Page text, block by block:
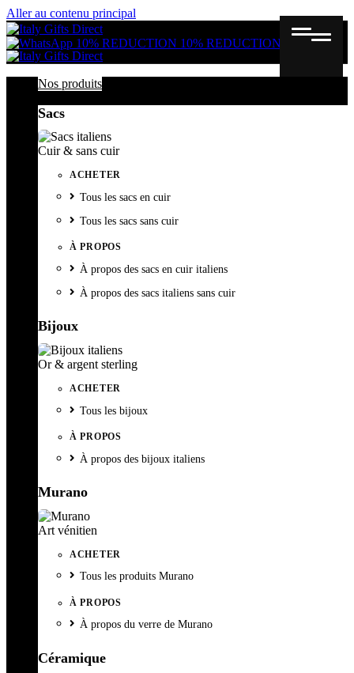
Aller au contenu principal
10% REDUCTION 10% REDUCTION
Nos produits
Sacs
Cuir & sans cuir
ACHETER
Tous les sacs en cuir
Tous les sacs sans cuir
À PROPOS
À propos des sacs en cuir italiens
À propos des sacs italiens sans cuir
Bijoux
Or & argent sterling
ACHETER
Tous les bijoux
À PROPOS
À propos des bijoux italiens
Murano
Art vénitien
ACHETER
Tous les produits Murano
À PROPOS
À propos du verre de Murano
Céramique